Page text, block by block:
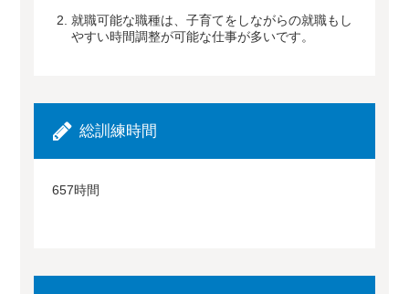
就職可能な職種は、子育てをしながらの就職もし
やすい時間調整が可能な仕事が多いです。
総訓練時間
657時間